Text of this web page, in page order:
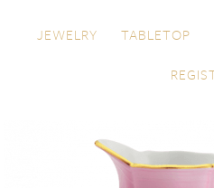
Menu
JEWELRY
TABLETOP